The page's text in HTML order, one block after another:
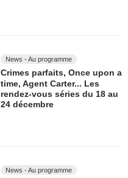
News - Au programme
Crimes parfaits, Once upon a
time, Agent Carter... Les
rendez-vous séries du 18 au
24 décembre
News - Au programme